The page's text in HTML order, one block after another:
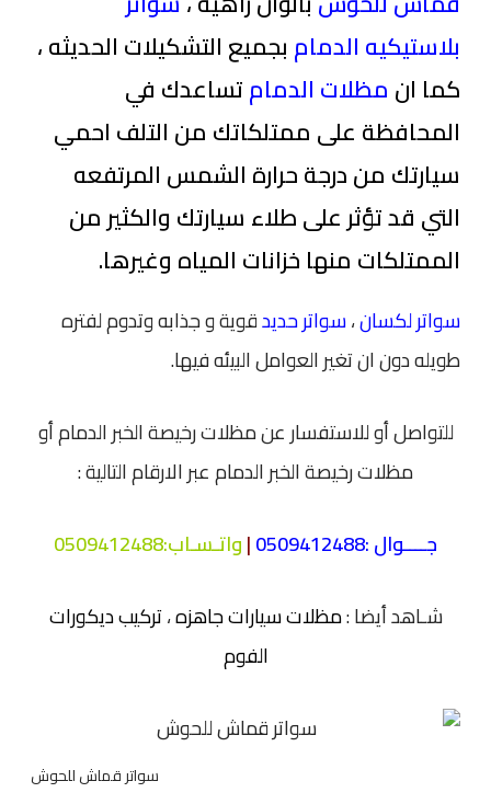
بلاستيكيه الدمام بجميع التشكيلات الحديثه ،
كما ان مظلات الدمامتساعدك في
المحافظة على ممتلكاتك من التلف احمي
سيارتك من درجة حرارة الشمس المرتفعه
التي قد تؤثر على طلاء سيارتك والكثير من
الممتلكات منها خزانات المياه وغيرها.
سواتر لكسان،سواتر حديدقوية و جذابه وتدوم لفتره
طويله دون ان تغير العوامل البيئه فيها.
للتواصل أو للاستفسار عن مظلات رخيصة الخبر الدمام أو
مظلات رخيصة الخبر الدمام عبر الارقام التالية :
جــــوال :0509412488
|واتـسـاب:
0509412488
شـاهد أيضا :مظلات سيارات جاهزه،تركيب ديكورات
الفوم
سواتر قماش للحوش